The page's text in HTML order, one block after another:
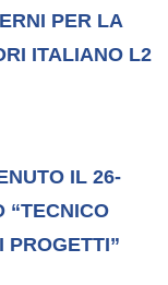
PER LA
ITALIANO L2
IL 26-
“TECNICO
PROGETTI”